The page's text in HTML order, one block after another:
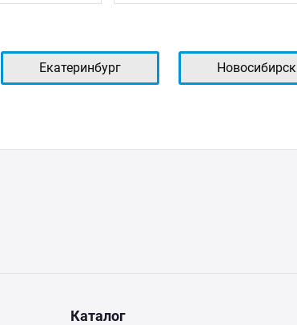
Екатеринбург Новосибирск
Каталог